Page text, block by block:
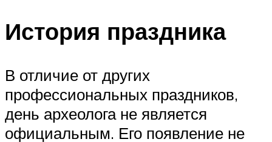
История праздника
В отличие от других
профессиональных праздников,
день археолога не является
официальным. Его появление не